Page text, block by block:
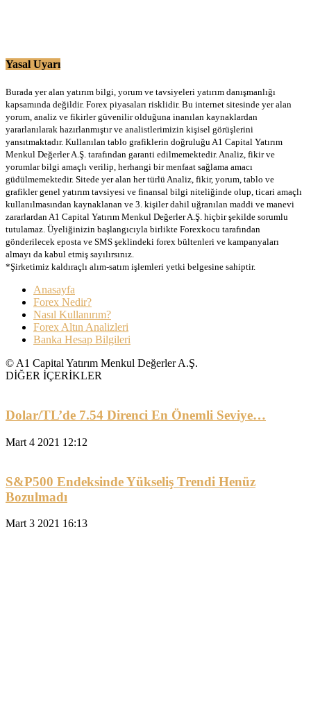
Yasal Uyarı
Burada yer alan yatırım bilgi, yorum ve tavsiyeleri yatırım danışmanlığı
kapsamında değildir. Forex piyasaları risklidir. Bu internet sitesinde yer alan
yorum, analiz ve fikirler güvenilir olduğuna inanılan kaynaklardan
yararlanılarak hazırlanmıştır ve analistlerimizin kişisel görüşlerini
yansıtmaktadır. Kullanılan tablo grafiklerin doğruluğu A1 Capital Yatırım
Menkul Değerler A.Ş. tarafından garanti edilmemektedir. Analiz, fikir ve
yorumlar bilgi amaçlı verilip, herhangi bir menfaat sağlama amacı
güdülmemektedir. Sitede yer alan her türlü Analiz, fikir, yorum, tablo ve
grafikler genel yatırım tavsiyesi ve finansal bilgi niteliğinde olup, ticari amaçlı
kullanılmasından kaynaklanan ve 3. kişiler dahil uğranılan maddi ve manevi
zararlardan A1 Capital Yatırım Menkul Değerler A.Ş. hiçbir şekilde sorumlu
tutulamaz. Üyeliğinizin başlangıcıyla birlikte Forexkocu tarafından
gönderilecek eposta ve SMS şeklindeki forex bültenleri ve kampanyaları
almayı da kabul etmiş sayılırsınız.
*Şirketimiz kaldıraçlı alım-satım işlemleri yetki belgesine sahiptir.
Anasayfa
Forex Nedir?
Nasıl Kullanırım?
Forex Altın Analizleri
Banka Hesap Bilgileri
© A1 Capital Yatırım Menkul Değerler A.Ş.
DİĞER İÇERİKLER
Dolar/TL’de 7.54 Direnci En Önemli Seviye…
Mart 4 2021 12:12
S&P500 Endeksinde Yükseliş Trendi Henüz
Bozulmadı
Mart 3 2021 16:13